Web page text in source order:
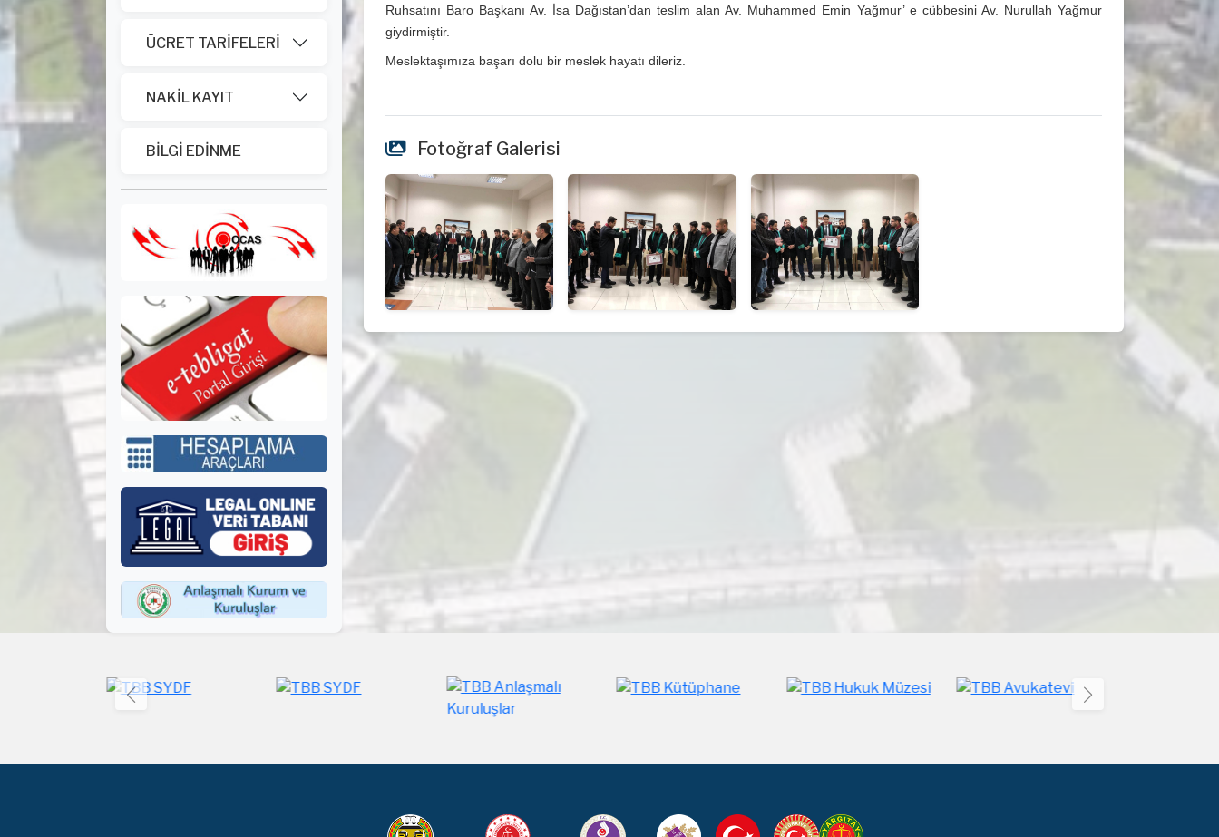
ÜCRET TARİFELERİ
NAKİL KAYIT
BİLGİ EDİNME
Ruhsatını Baro Başkanı Av. İsa Dağıstan’dan teslim alan Av. Muhammed Emin Yağmur’ e cübbesini Av. Nurullah Yağmur
giydirmiştir.
Meslektaşımıza başarı dolu bir meslek hayatı dileriz.
Fotoğraf Galerisi